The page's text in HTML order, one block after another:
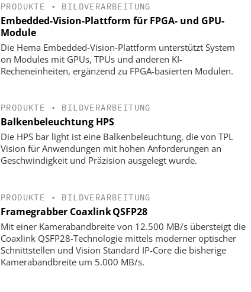
PRODUKTE • BILDVERARBEITUNG
Embedded-Vision-Plattform für FPGA- und GPU-
Module
Die Hema Embedded-Vision-Plattform unterstützt System
on Modules mit GPUs, TPUs und anderen KI-
Recheneinheiten, ergänzend zu FPGA-basierten Modulen.
PRODUKTE • BILDVERARBEITUNG
Balkenbeleuchtung HPS
Die HPS bar light ist eine Balkenbeleuchtung, die von TPL
Vision für Anwendungen mit hohen Anforderungen an
Geschwindigkeit und Präzision ausgelegt wurde.
PRODUKTE • BILDVERARBEITUNG
Framegrabber Coaxlink QSFP28
Mit einer Kamerabandbreite von 12.500 MB/s übersteigt die
Coaxlink QSFP28-Technologie mittels moderner optischer
Schnittstellen und Vision Standard IP-Core die bisherige
Kamerabandbreite um 5.000 MB/s.